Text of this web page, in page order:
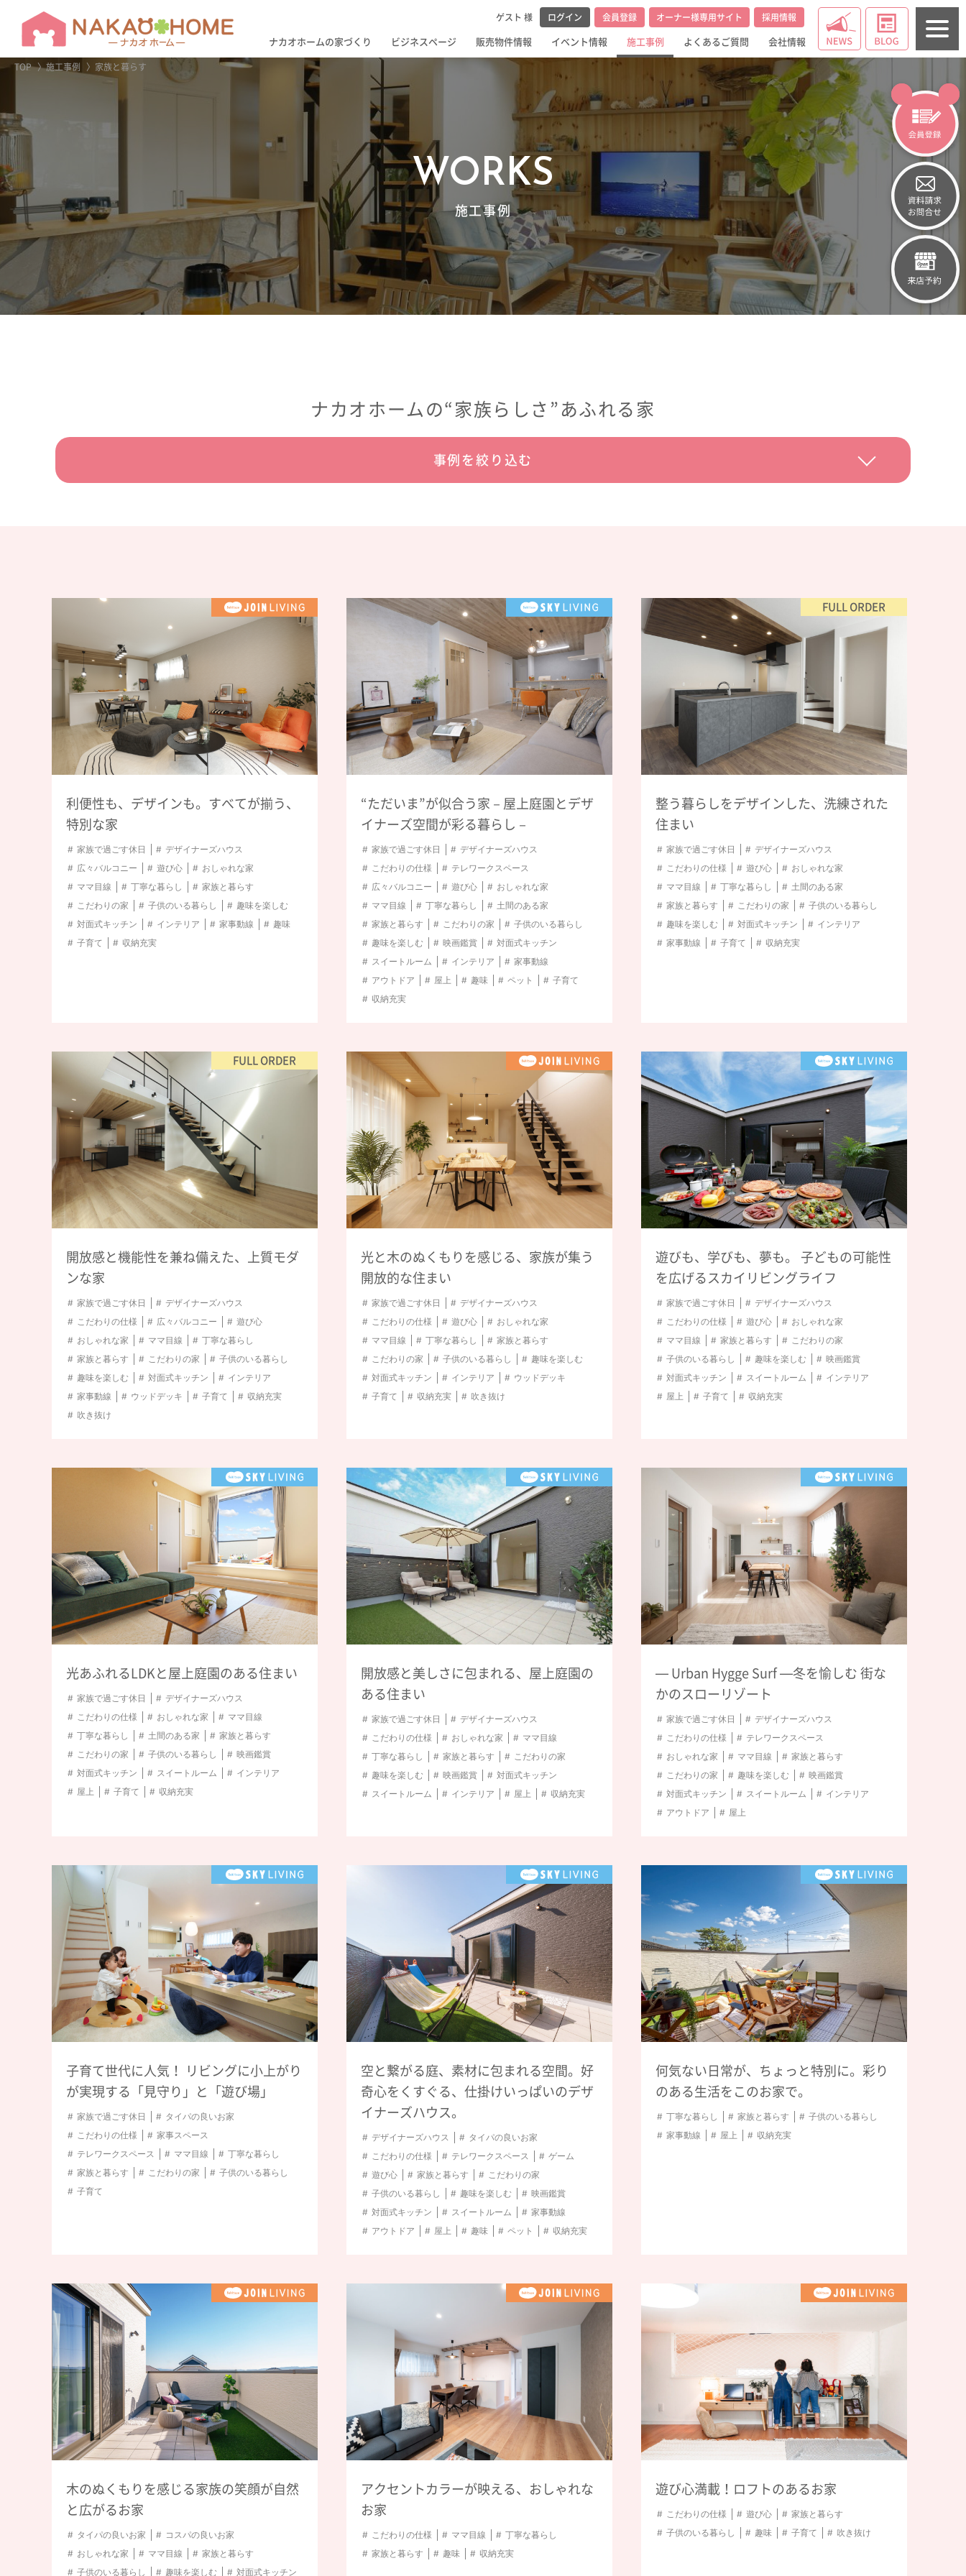
ナカオホームの家づくり ビジネスページ 販売物件情報 イベント情報 施工事例 よくあるご質問 会社情報
ゲスト 様 ログイン 会員登録 オーナー様専用サイト 採用情報
TOP 施工事例 家族と暮らす
WORKS
施工事例
ナカオホームの“家族らしさ”あふれる家
事例を絞り込む
#家族で過ごす休日 #デザイナーズハウス #サーフスタイル #タイパの良いお家 #コスパの良いお家
#こだわりの仕様 #先行販売 #家事スペース #テレワークスペース #広々バルコニー #ゲーム
#遊び心 #ネコと暮らすお家 #2階リビング #おしゃれな家 #ママ目線
#丁寧な暮らし #土間のある家 #家族と暮らす #こだわりの家 #子供のいる暮らし
#趣味を楽しむ #映画鑑賞 #デコ窓 #対面式キッチン #スイートルーム #インテリア
#子育て #収納充実
絞り込む 絞り込みをリセットする
利便性も、デザインも。すべてが揃う、
特別な家
家族で過ごす休日
デザイナーズハウス
広々バルコニー
遊び心
おしゃれな家
ママ目線
丁寧な暮らし
家族と暮らす
こだわりの家
子供のいる暮らし
趣味を楽しむ
対面式キッチン
インテリア 家事動線
趣味
子育て
収納充実
“ただいま”が似合う家－屋上庭園とデザ
イナーズ空間が彩る暮らし－
家族で過ごす休日
デザイナーズハウス
こだわりの仕様
テレワークスペース
広々バルコニー
遊び心
おしゃれな家
ママ目線
丁寧な暮らし
土間のある家
家族と暮らす
こだわりの家
子供のいる暮らし
趣味を楽しむ
映画鑑賞
対面式キッチン
スイートルーム
インテリア
家事動線
アウトドア
屋上 趣味 ペット
子育て
収納充実
FULL ORDER
整う暮らしをデザインした、洗練された
住まい
家族で過ごす休日
デザイナーズハウス
こだわりの仕様
遊び心
おしゃれな家
ママ目線
丁寧な暮らし
土間のある家
家族と暮らす
こだわりの家
子供のいる暮らし
趣味を楽しむ
対面式キッチン
インテリア
家事動線
子育て 収納充実
FULL ORDER
開放感と機能性を兼ね備えた、上質モダ
ンな家
家族で過ごす休日
デザイナーズハウス
こだわりの仕様
広々バルコニー
遊び心
おしゃれな家
ママ目線
丁寧な暮らし
家族と暮らす
こだわりの家
子供のいる暮らし
趣味を楽しむ
対面式キッチン
インテリア
家事動線
ウッドデッキ 子育て
収納充実
吹き抜け
光と木のぬくもりを感じる、家族が集う
開放的な住まい
家族で過ごす休日
デザイナーズハウス
こだわりの仕様
遊び心
おしゃれな家
ママ目線
丁寧な暮らし
家族と暮らす
こだわりの家
子供のいる暮らし
趣味を楽しむ
対面式キッチン
インテリア
ウッドデッキ
子育て
収納充実 吹き抜け
遊びも、学びも、夢も。 子どもの可能性
を広げるスカイリビングライフ
家族で過ごす休日
デザイナーズハウス
こだわりの仕様
遊び心
おしゃれな家
ママ目線
家族と暮らす
こだわりの家
子供のいる暮らし
趣味を楽しむ
映画鑑賞
対面式キッチン
スイートルーム
インテリア
屋上
子育て 収納充実
光あふれるLDKと屋上庭園のある住まい
家族で過ごす休日
デザイナーズハウス
こだわりの仕様
おしゃれな家
ママ目線
丁寧な暮らし
土間のある家
家族と暮らす
こだわりの家
子供のいる暮らし
映画鑑賞
対面式キッチン
スイートルーム
インテリア
屋上
子育て 収納充実
開放感と美しさに包まれる、屋上庭園の
ある住まい
家族で過ごす休日
デザイナーズハウス
こだわりの仕様
おしゃれな家
ママ目線
丁寧な暮らし
家族と暮らす
こだわりの家
趣味を楽しむ
映画鑑賞
対面式キッチン
スイートルーム
インテリア 屋上 収納充実
― Urban Hygge Surf ―冬を愉しむ 街な
かのスローリゾート
家族で過ごす休日
デザイナーズハウス
こだわりの仕様
テレワークスペース
おしゃれな家
ママ目線
家族と暮らす
こだわりの家
趣味を楽しむ
映画鑑賞
対面式キッチン
スイートルーム
インテリア
アウトドア
屋上
子育て世代に人気！ リビングに小上がり
が実現する「見守り」と「遊び場」
家族で過ごす休日
タイパの良いお家
こだわりの仕様
家事スペース
テレワークスペース
ママ目線
丁寧な暮らし
家族と暮らす
こだわりの家
子供のいる暮らし
子育て
空と繋がる庭、素材に包まれる空間。好
奇心をくすぐる、仕掛けいっぱいのデザ
イナーズハウス。
デザイナーズハウス
タイパの良いお家
こだわりの仕様
テレワークスペース
ゲーム
遊び心
家族と暮らす
こだわりの家
子供のいる暮らし
趣味を楽しむ
映画鑑賞
対面式キッチン
スイートルーム
家事動線
アウトドア
屋上 趣味 ペット 収納充実
何気ない日常が、ちょっと特別に。彩り
のある生活をこのお家で。
丁寧な暮らし 家族と暮らす
子供のいる暮らし
家事動線
屋上 収納充実
木のぬくもりを感じる家族の笑顔が自然
と広がるお家
タイパの良いお家
コスパの良いお家
おしゃれな家
ママ目線
家族と暮らす
子供のいる暮らし
趣味を楽しむ 対面式キッチン
アクセントカラーが映える、おしゃれな
お家
こだわりの仕様 ママ目線
丁寧な暮らし
家族と暮らす
趣味 収納充実
遊び心満載！ロフトのあるお家
こだわりの仕様 遊び心
家族と暮らす
子供のいる暮らし
趣味 子育て 吹き抜け